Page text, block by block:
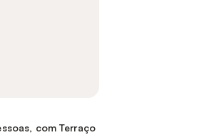
com Terraço